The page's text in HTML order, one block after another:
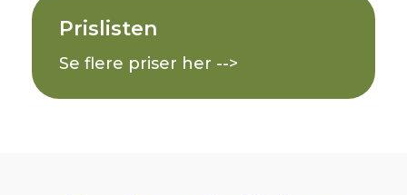
Prislisten
Se flere priser her -->